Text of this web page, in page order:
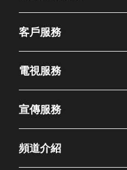
客戶服務
電視服務
宣傳服務
頻道介紹